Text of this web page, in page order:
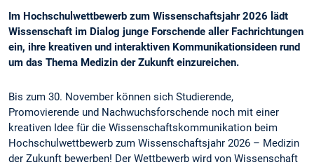
Im Hochschulwettbewerb zum Wissenschaftsjahr 2026 lädt
Wissenschaft im Dialog junge Forschende aller Fachrichtungen
ein, ihre kreativen und interaktiven Kommunikationsideen rund
um das Thema Medizin der Zukunft einzureichen.
Bis zum 30. November können sich Studierende,
Promovierende und Nachwuchsforschende noch mit einer
kreativen Idee für die Wissenschaftskommunikation beim
Hochschulwettbewerb zum Wissenschaftsjahr 2026 – Medizin
der Zukunft bewerben! Der Wettbewerb wird von Wissenschaft